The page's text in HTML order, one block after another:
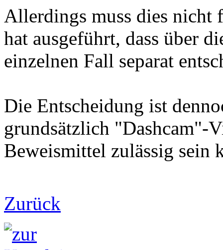
Allerdings muss dies nicht
hat ausgeführt, dass über
einzelnen Fall separat
Die Entscheidung ist
grundsätzlich "Dashcam"-
Beweismittel zulässig sein
Zurück